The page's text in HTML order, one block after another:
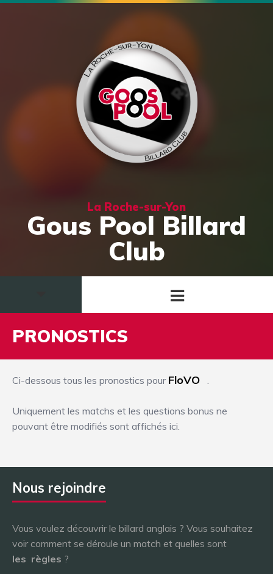
La Roche-sur-Yon
Gous Pool Billard
Club
PRONOSTICS
Ci-dessous tous les pronostics pour FloVO .
Uniquement les matchs et les questions bonus ne
pouvant être modifiés sont affichés ici.
Nous rejoindre
Vous voulez découvrir le billard anglais ? Vous souhaitez
voir comment se déroule un match et quelles sont
les règles ?